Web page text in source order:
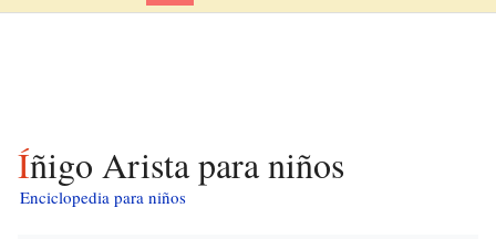
Íñigo Arista para niños
Enciclopedia para niños